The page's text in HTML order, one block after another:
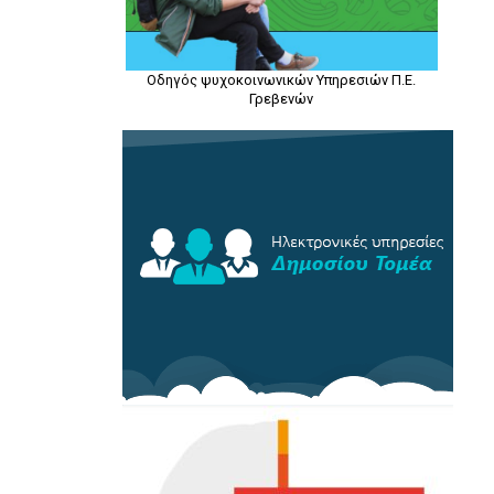
Οδηγός ψυχοκοινωνικών Υπηρεσιών Π.Ε.
Γρεβενών